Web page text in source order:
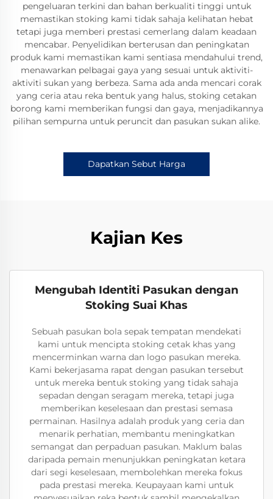
pengeluaran terkini dan bahan berkualiti tinggi untuk
memastikan stoking kami tidak sahaja kelihatan hebat
tetapi juga memberi prestasi cemerlang dalam keadaan
mencabar. Penyelidikan berterusan dan peningkatan
produk kami memastikan kami sentiasa mendahului trend,
menawarkan pelbagai gaya yang sesuai untuk aktiviti-
aktiviti sukan yang berbeza. Sama ada anda mencari corak
yang ceria atau reka bentuk yang halus, stoking cetakan
borong kami memberikan fungsi dan gaya, menjadikannya
pilihan sempurna untuk peruncit dan pasukan sukan alike.
Dapatkan Sebut Harga
Kajian Kes
Mengubah Identiti Pasukan dengan
Stoking Suai Khas
Sebuah pasukan bola sepak tempatan mendekati
kami untuk mencipta stoking cetak khas yang
mencerminkan warna dan logo pasukan mereka.
Kami bekerjasama rapat dengan pasukan tersebut
untuk mereka bentuk stoking yang tidak sahaja
sepadan dengan seragam mereka, tetapi juga
memberikan keselesaan dan prestasi semasa
permainan. Hasilnya adalah produk yang ceria dan
menarik perhatian, membantu meningkatkan
semangat dan perpaduan pasukan. Maklum balas
daripada pemain menunjukkan peningkatan ketara
dari segi keselesaan, membolehkan mereka fokus
pada prestasi mereka. Keupayaan kami untuk